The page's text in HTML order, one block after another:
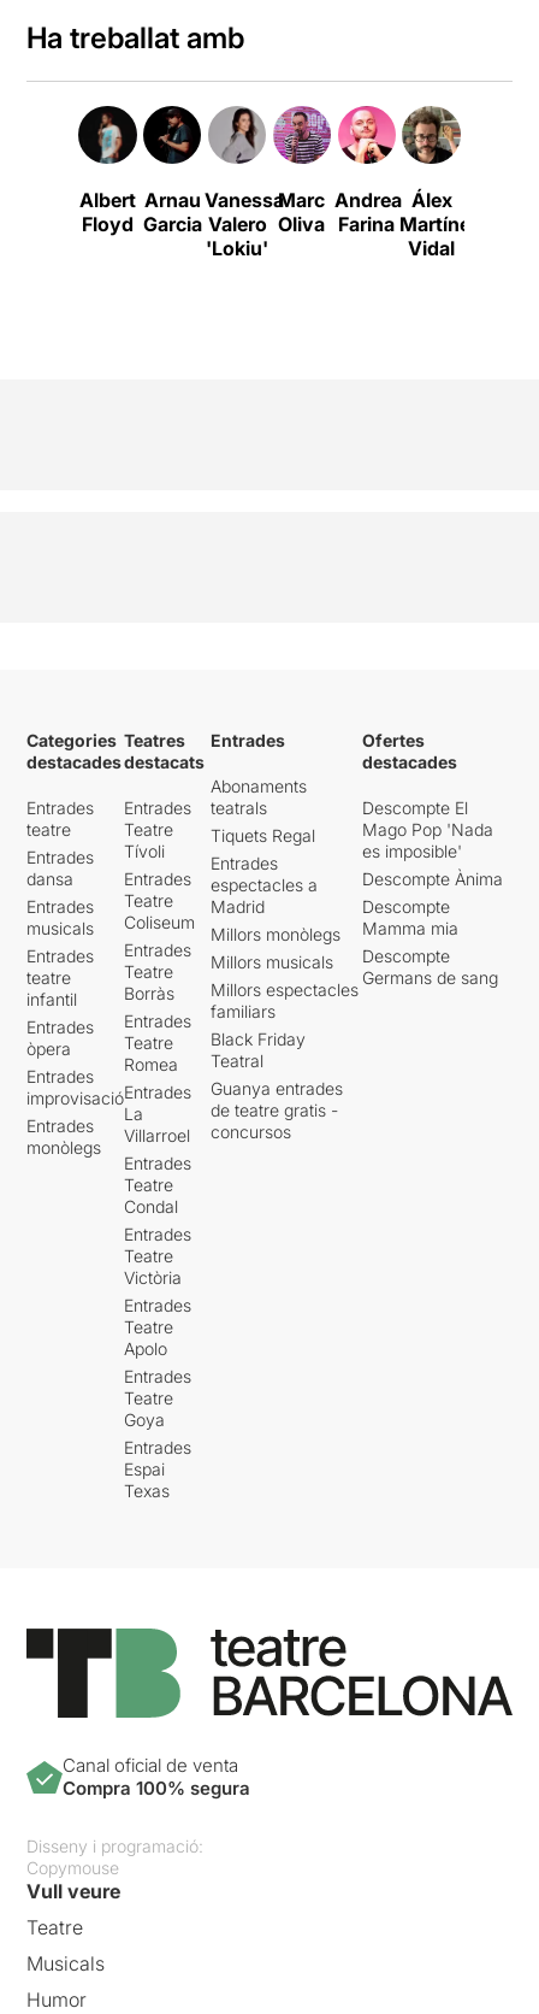
Ha treballat amb
Albert
Floyd
Arnau
Garcia
Vanessa
Valero
'Lokiu'
Marc
Oliva
Andrea
Farina
Álex
Martínez
Vidal
Categories
destacades
Entrades
teatre
Entrades
dansa
Entrades
musicals
Entrades
teatre
infantil
Entrades
òpera
Entrades
improvisació
Entrades
monòlegs
Teatres
destacats
Entrades
Teatre
Tívoli
Entrades
Teatre
Coliseum
Entrades
Teatre
Borràs
Entrades
Teatre
Romea
Entrades
La
Villarroel
Entrades
Teatre
Condal
Entrades
Teatre
Victòria
Entrades
Teatre
Apolo
Entrades
Teatre
Goya
Entrades
Espai
Texas
Entrades
Abonaments
teatrals
Tiquets Regal
Entrades
espectacles a
Madrid
Millors monòlegs
Millors musicals
Millors espectacles
familiars
Black Friday
Teatral
Guanya entrades
de teatre gratis -
concursos
Ofertes
destacades
Descompte El
Mago Pop 'Nada
es imposible'
Descompte Ànima
Descompte
Mamma mia
Descompte
Germans de sang
Canal oficial de venta
Compra 100% segura
Disseny i programació:
Copymouse
Vull veure
Teatre
Musicals
Humor